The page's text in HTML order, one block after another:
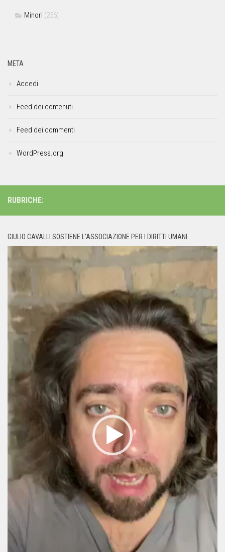
Minori (256)
META
Accedi
Feed dei contenuti
Feed dei commenti
WordPress.org
RUBRICHE:
GIULIO CAVALLI SOSTIENE L’ASSOCIAZIONE PER I DIRITTI UMANI
Player